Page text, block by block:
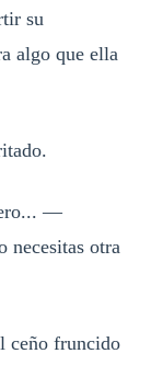
su
algo que ella
—
necesitas otra
ceño fruncido